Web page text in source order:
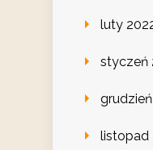
luty
styczeń
listopad